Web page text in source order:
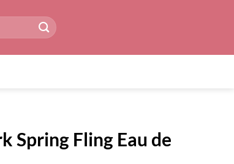
Spring Fling Eau de